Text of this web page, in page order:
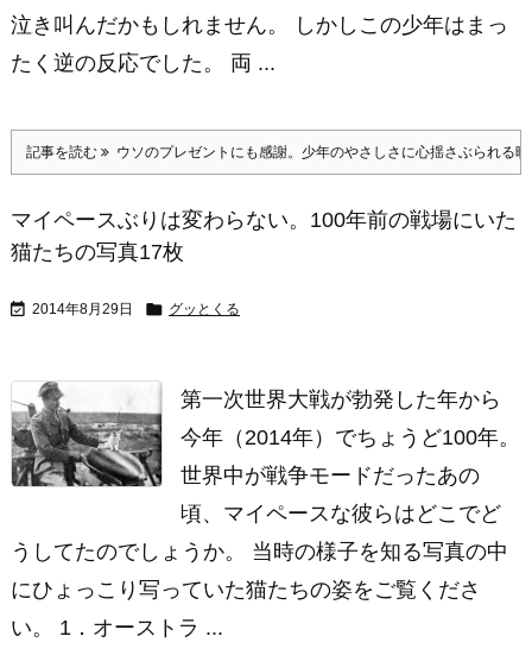
泣き叫んだかもしれません。 しかしこの少年はまっ
たく逆の反応でした。 両 ...
記事を読む ウソのプレゼントにも感謝。少年のやさしさに心揺さぶられる
マイペースぶりは変わらない。100年前の戦場にいた
猫たちの写真17枚
 2014年8月29日  グッとくる
第一次世界大戦が勃発した年から
今年（2014年）でちょうど100年。
世界中が戦争モードだったあの
頃、マイペースな彼らはどこでど
うしてたのでしょうか。 当時の様子を知る写真の中
にひょっこり写っていた猫たちの姿をご覧くださ
い。 1．オーストラ ...